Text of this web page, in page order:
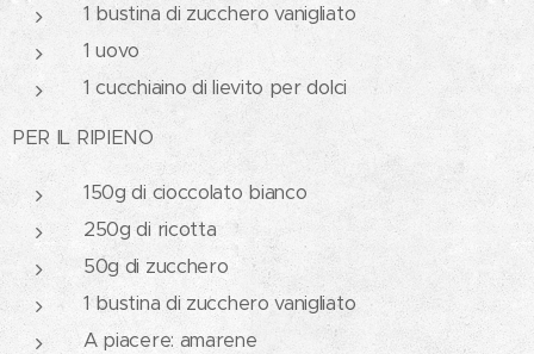
1 bustina di zucchero vanigliato
1 uovo
1 cucchiaino di lievito per dolci
PER IL RIPIENO
150g di cioccolato bianco
250g di ricotta
50g di zucchero
1 bustina di zucchero vanigliato
A piacere: amarene